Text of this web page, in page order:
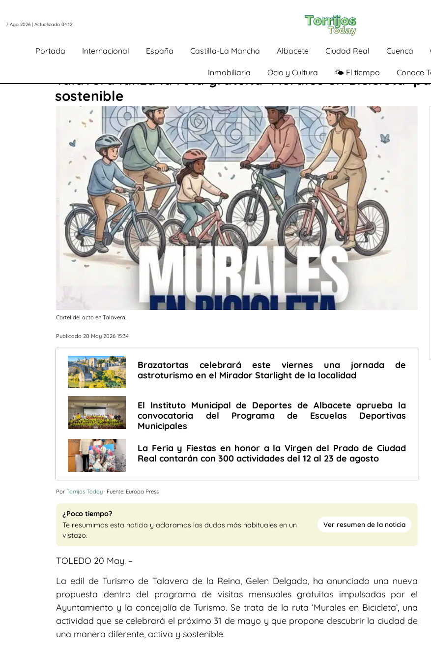
7 Ago 2026 | Actualizado 04:12
Portada Internacional España Castilla-La Mancha Albacete Ciudad Real Cuenca
Inmobiliaria Ocio y Cultura 🌤️ El tiempo Conoce
Talavera lanza la ruta gratuita ‘Murales en Bicicleta’
sostenible
Cartel del acto en Talavera.
Publicado 20 May 2026 15:34
Brazatortas celebrará este viernes una jornada de
astroturismo en el Mirador Starlight de la localidad
El Instituto Municipal de Deportes de Albacete aprueba la
convocatoria del Programa de Escuelas Deportivas
Municipales
La Feria y Fiestas en honor a la Virgen del Prado de Ciudad
Real contarán con 300 actividades del 12 al 23 de agosto
Por Torrijos Today · Fuente: Europa Press
¿Poco tiempo?
Te resumimos esta noticia y aclaramos las dudas más habituales en un
vistazo.
Ver resumen de la noticia
TOLEDO 20 May. –
La edil de Turismo de Talavera de la Reina, Gelen Delgado, ha anunciado una nueva
propuesta dentro del programa de visitas mensuales gratuitas impulsadas por el
Ayuntamiento y la concejalía de Turismo. Se trata de la ruta ‘Murales en Bicicleta’, una
actividad que se celebrará el próximo 31 de mayo y que propone descubrir la ciudad de
una manera diferente, activa y sostenible.